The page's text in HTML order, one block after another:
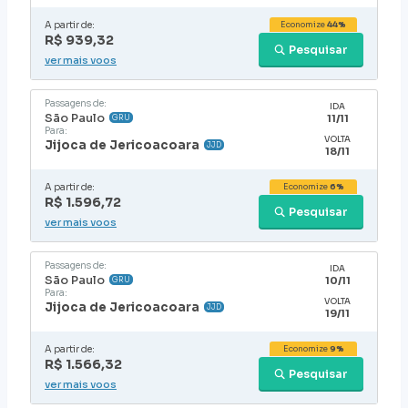
A partir de:
R$ 939,32
Pesquisar
Economize44%
ver mais voos
Passagens de:
São Paulo GRU
Para:
Jijoca de Jericoacoara JJD
IDA
11/11
VOLTA
18/11
A partir de:
R$ 1.596,72
Pesquisar
Economize6%
ver mais voos
Passagens de:
São Paulo GRU
Para:
Jijoca de Jericoacoara JJD
IDA
10/11
VOLTA
19/11
A partir de:
R$ 1.566,32
Pesquisar
Economize9%
ver mais voos